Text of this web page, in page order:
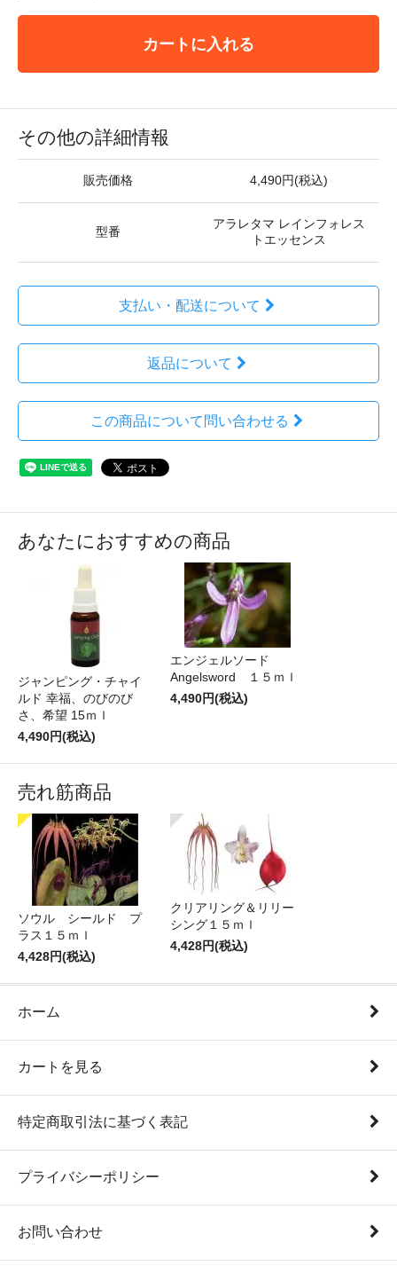
カートに入れる
その他の詳細情報
販売価格 4,490円(税込)
型番
アラレタマ レインフォレス
トエッセンス
支払い・配送について
返品について
この商品について問い合わせる
あなたにおすすめの商品
ジャンピング・チャイ
ルド 幸福、のびのび
さ、希望 15ｍｌ
4,490円(税込)
エンジェルソード
Angelsword １５ｍｌ
4,490円(税込)
売れ筋商品
ソウル シールド プ
ラス１５ｍｌ
4,428円(税込)
クリアリング＆リリー
シング１５ｍｌ
4,428円(税込)
ホーム
カートを見る
特定商取引法に基づく表記
プライバシーポリシー
お問い合わせ